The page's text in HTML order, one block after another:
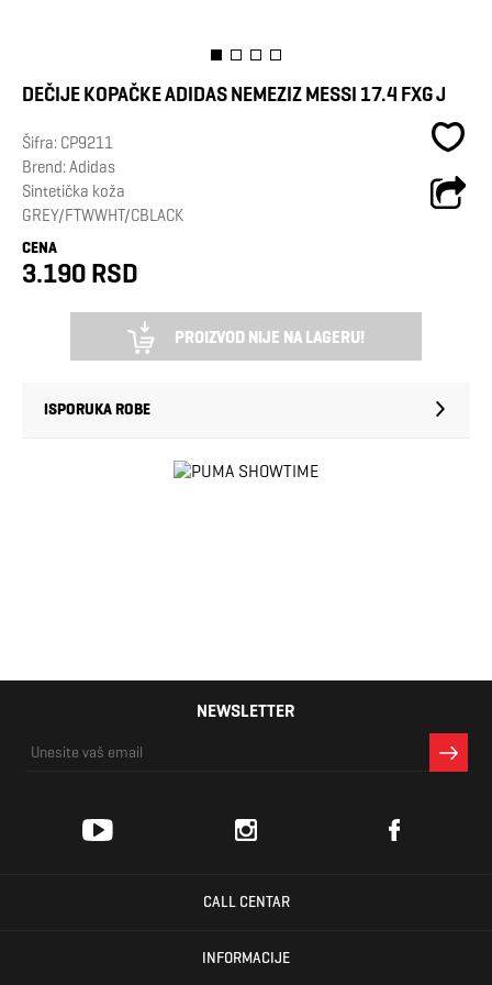
DEČIJE KOPAČKE ADIDAS NEMEZIZ MESSI 17.4 FXG J
Šifra: CP9211
Brend:Adidas
Sintetička koža
GREY/FTWWHT/CBLACK
CENA
3.190 RSD
PROIZVOD NIJE NA LAGERU!
ISPORUKA ROBE
NEWSLETTER
CALL CENTAR
INFORMACIJE